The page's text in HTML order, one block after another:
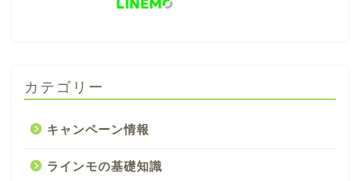
カテゴリー
キャンペーン情報
ラインモの基礎知識